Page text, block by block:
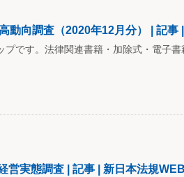
動向調査（2020年12月分） | 記事
です。法律関連書籍・加除式・電子
営実態調査 | 記事 | 新日本法規